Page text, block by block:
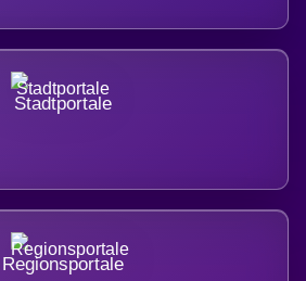
Stadtportale
Regionsportale